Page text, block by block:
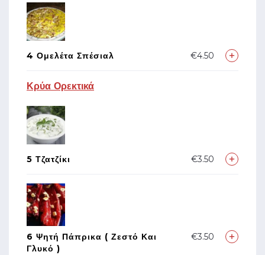
4 Ομελέτα Σπέσιαλ €4.50
Κρύα Ορεκτικά
5 Τζατζίκι €3.50
6 Ψητή Πάπρικα ( Ζεστό Και
Γλυκό )
€3.50